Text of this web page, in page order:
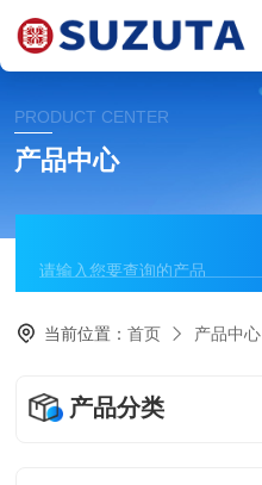
PRODUCT CENTER
产品中心
当前位置：首页 产品中心
产品分类